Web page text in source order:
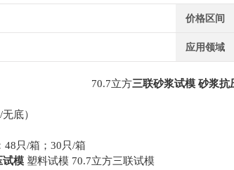
价格区间
应用领域
70.7立方三联砂浆试模 砂浆抗
底）
48只/箱；30只/箱
试模 塑料试模 70.7立方三联试模